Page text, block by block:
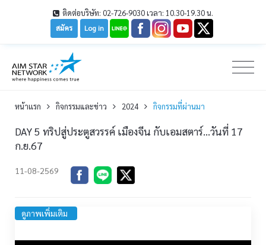
ติดต่อบริษัท: 02-726-9030 เวลา: 10.30-19.30 น.
Log in
สมัคร
หน้าเเรก กิจกรรมและข่าว 2024 กิจกรรมที่ผ่านมา
DAY 5 ทริปสู่ประตูสวรรค์ เมืองจีน กับเอมสตาร์...วันที่ 17
ก.ย.67
11-08-2569
ดูภาพเพิ่มเติม